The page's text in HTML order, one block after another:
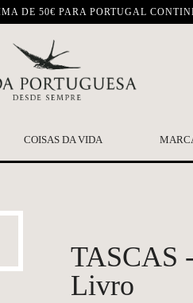
DE 50€ PARA PORTUGAL
COISAS DA VIDA
TASCAS
Livro